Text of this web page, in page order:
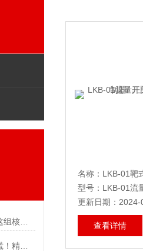
轴向双金属温度计凭啥出圈？这组核心特点给出了答案
轴向双金属温度计常见故障别慌！精准定位，轻松搞定难题
型号：LKB-01流
更新日期：2024-
查看详情